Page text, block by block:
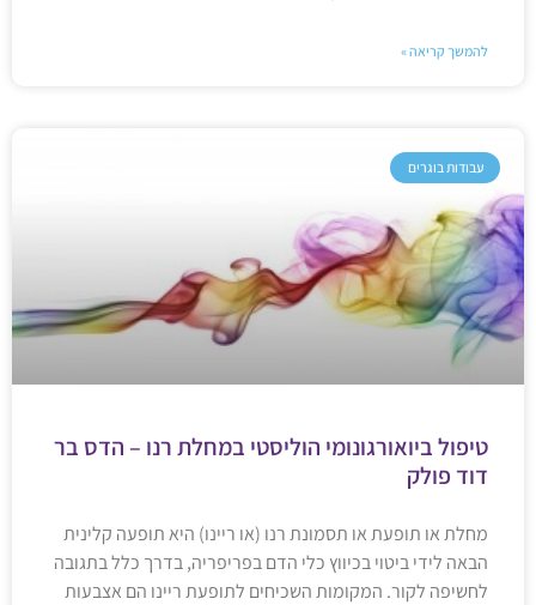
להמשך קריאה »
עבודות בוגרים
טיפול ביואורגונומי הוליסטי במחלת רנו – הדס בר
דוד פולק
מחלת או תופעת או תסמונת רנו (או ריינו) היא תופעה קלינית
הבאה לידי ביטוי בכיווץ כלי הדם בפריפריה, בדרך כלל בתגובה
לחשיפה לקור. המקומות השכיחים לתופעת ריינו הם אצבעות